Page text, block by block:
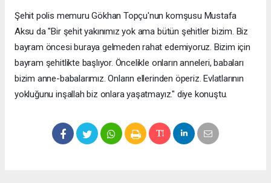
Şehit polis memuru Gökhan Topçu'nun komşusu Mustafa
Aksu da "Bir şehit yakınımız yok ama bütün şehitler bizim. Biz
bayram öncesi buraya gelmeden rahat edemiyoruz. Bizim için
bayram şehitlikte başlıyor. Öncelikle onların anneleri, babaları
bizim anne-babalarımız. Onların ellerinden öperiz. Evlatlarının
yokluğunu inşallah biz onlara yaşatmayız." diye konuştu.